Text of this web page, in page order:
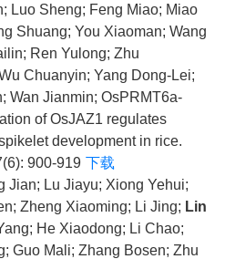
Luo Sheng; Feng Miao; Miao
Shuang; You Xiaoman; Wang
Ren Yulong; Zhu
Chuanyin; Yang Dong-Lei;
Wan Jianmin; OsPRMT6a-
of OsJAZ1 regulates
development in rice.
900-919 下载
Jian; Lu Jiayu; Xiong Yehui;
Zheng Xiaoming; Li Jing; Lin
He Xiaodong; Li Chao;
Guo Mali; Zhang Bosen; Zhu